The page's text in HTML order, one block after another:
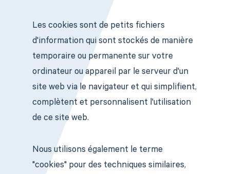
Les cookies sont de petits fichiers
d'information qui sont stockés de manière
temporaire ou permanente sur votre
ordinateur ou appareil par le serveur d'un
site web via le navigateur et qui simplifient,
complètent et personnalisent l'utilisation
de ce site web.
Nous utilisons également le terme
"cookies" pour des techniques similaires,